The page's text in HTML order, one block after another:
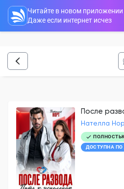
Читайте в новом приложении
Даже если интернет исчез
После
Нателла
ДОСТУПНА